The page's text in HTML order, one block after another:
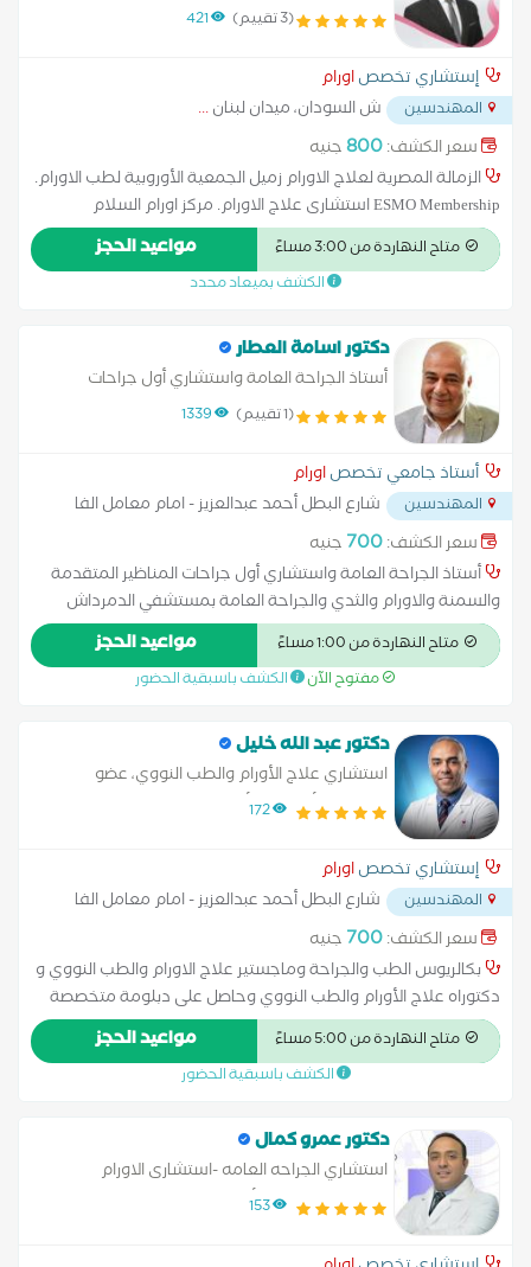
(3 تقييم) 421
إستشاري تخصصاورام
المهندسين ش السودان، ميدان لبنان...
سعر الكشف:800جنيه
الزمالة المصرية لعلاج الاورام زميل الجمعية الأوروبية لطب الاورام.
ESMO Membership استشارى علاج الاورام. مركز اورام السلام
مستشفى السلام الدولى مستشفى نسايم مستشفى المحور
مستشفى الجوى التخصصى مستشفى الجلاء العسكرى بالاسماعيلية
متاح النهاردة من 3:00 مساءً مواعيد الحجز
الكشف بميعاد محدد
دكتور اسامة العطار
أستاذ الجراحة العامة واستشاري أول جراحات
المناظير المتقدمة والسمنة والاورام والثدي
شمس استشاري الجراحة العامة
(1 تقييم) 1339
أستاذ جامعي تخصصاورام
المهندسين
شارع البطل أحمد عبدالعزيز - امام معامل الفا
سعر الكشف:700 جنيه
أستاذ الجراحة العامة واستشاري أول جراحات المناظير المتقدمة
والسمنة والاورام والثدي والجراحة العامة بمستشفي الدمرداش
جامعة عين شمس استشاري الجراحة العامة بالمملكة العربية
السعودية قرابة عشرون عاما الخدمات الطبية المتاحة لدينا جراحات
المنظار المتقدمة بدون درنقة نقاهة أسرع وتشمل استئصال المرارة
الفتق الأربي والسري بالمنظار اصلاح الفتق الجراحي المعقد بالمنظار
مع تركيب شبكة جراحات الثدي المتقدمة التجميلية والتكميلية
استئصال اورام الثدي الحميدة مع مراعاة القيم الجمالية تصغير وتكبير
الثدي العلاجي علاج اورام الثدي دونما استئصال الثدي ( العلاج
التحفظي) استئصال الثدي الكامل مع تشريح الغدد الليمفاوية بالابط
دونما مخاطر لتورم الذراع بعد الجراحة اعادة بناء الثدي (ترميم الثدي
اثناء او بعد الجراحة الجزئية او الكلية
متاح النهاردة من 1:00 مساءً مواعيد الحجز
مفتوح الآن الكشف باسبقية الحضور
دكتور عبد الله خليل
استشاري علاج الأورام والطب النووي، عضو
والرعاية الطبية الشاملة للأورام
172
إستشاري تخصصاورام
المهندسين
شارع البطل أحمد عبدالعزيز - امام معامل الفا
سعر الكشف:700 جنيه
بكالريوس الطب والجراحة وماجستير علاج الاورام والطب النووي و
دكتوراه علاج الأورام والطب النووي وحاصل على دبلومة متخصصة
في علاج أورام الثدي من جامعة نورث وسترن (Northwestern
University) بالولايات المتحدة الأمريكيةمتاح النهاردة من 5:00 مساءً مواعيد الحجز
الكشف باسبقية الحضور
دكتور عمرو كمال
استشاري الجراحه العامه -استشارى الاورام
والمناظير -معهد الأورام القومي جامعه القاهرة
153